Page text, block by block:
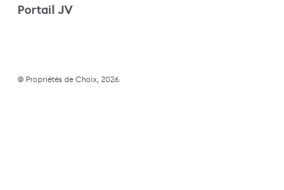
Portail JV(s’ouvre dans une nouvelle fenêtre)
© Propriétés de Choix, 2026.